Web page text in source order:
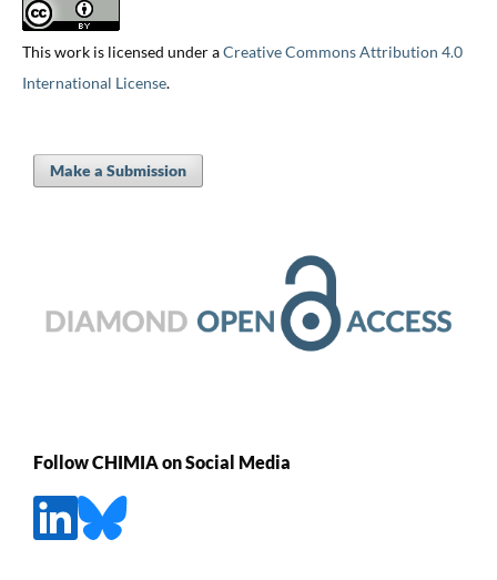
This work is licensed under aCreative Commons Attribution 4.0
International License.
Make a Submission
Follow CHIMIA on Social Media